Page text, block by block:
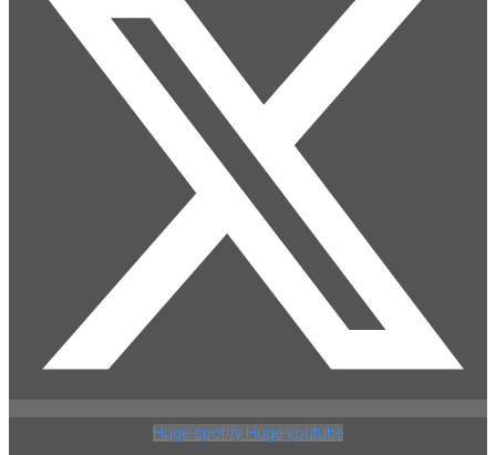
Huge-spotify Huge-youtube